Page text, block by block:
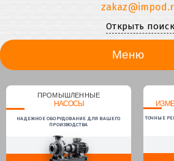
Открыть поиск
Меню
ПРОМЫШЛЕННЫЕ
НАСОСЫ
НАДЕЖНОЕ ОБОРУДОВАНИЕ ДЛЯ ВАШЕГО
ПРОИЗВОДСТВА
ТОЧНЫЕ